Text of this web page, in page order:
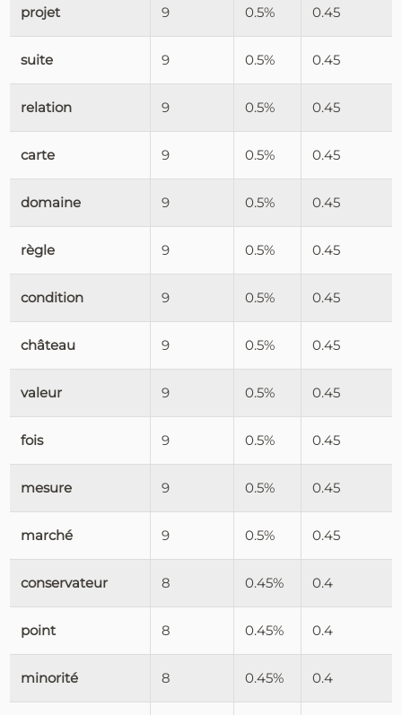
projet 9 0.5% 0.45
suite 9 0.5% 0.45
relation 9 0.5% 0.45
carte 9 0.5% 0.45
domaine 9 0.5% 0.45
règle 9 0.5% 0.45
condition 9 0.5% 0.45
château 9 0.5% 0.45
valeur 9 0.5% 0.45
fois 9 0.5% 0.45
mesure 9 0.5% 0.45
marché 9 0.5% 0.45
conservateur 8 0.45% 0.4
point 8 0.45% 0.4
minorité 8 0.45% 0.4